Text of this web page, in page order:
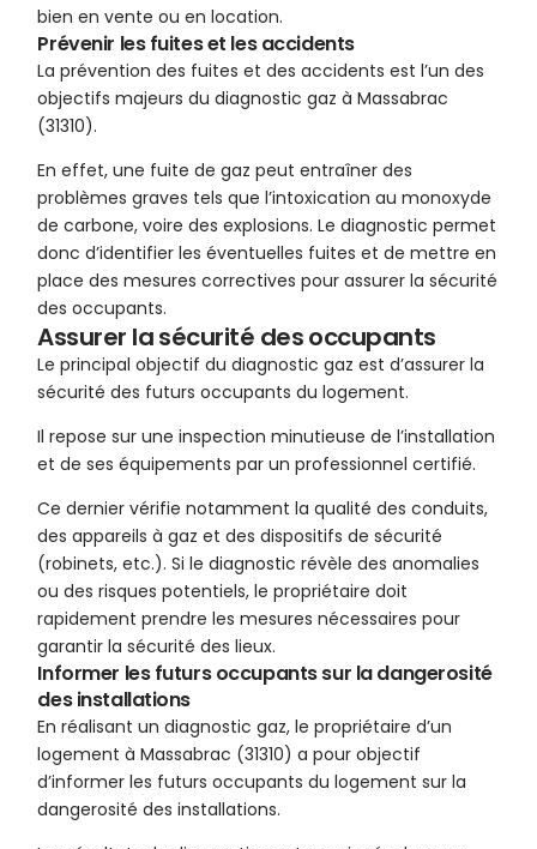
bien en vente ou en location.
Prévenir les fuites et les accidents
La prévention des fuites et des accidents est l’un des
objectifs majeurs du diagnostic gaz à Massabrac
(31310).
En effet, une fuite de gaz peut entraîner des
problèmes graves tels que l’intoxication au monoxyde
de carbone, voire des explosions. Le diagnostic permet
donc d’identifier les éventuelles fuites et de mettre en
place des mesures correctives pour assurer la sécurité
des occupants.
Assurer la sécurité des occupants
Le principal objectif du diagnostic gaz est d’assurer la
sécurité des futurs occupants du logement.
Il repose sur une inspection minutieuse de l’installation
et de ses équipements par un professionnel certifié.
Ce dernier vérifie notamment la qualité des conduits,
des appareils à gaz et des dispositifs de sécurité
(robinets, etc.). Si le diagnostic révèle des anomalies
ou des risques potentiels, le propriétaire doit
rapidement prendre les mesures nécessaires pour
garantir la sécurité des lieux.
Informer les futurs occupants sur la dangerosité
des installations
En réalisant un diagnostic gaz, le propriétaire d’un
logement à Massabrac (31310) a pour objectif
d’informer les futurs occupants du logement sur la
dangerosité des installations.